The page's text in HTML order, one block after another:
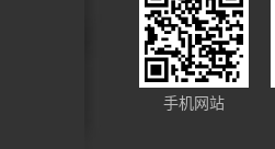
深圳满意度咨询开展窗口服务满意度调查指标设计
手机网站